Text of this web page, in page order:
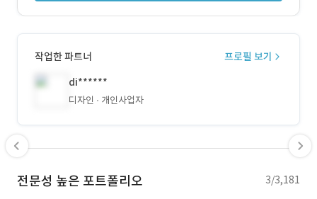
작업한 파트너
프로필 보기
di******
디자인 개인사업자
전문성 높은 포트폴리오 3/3,181